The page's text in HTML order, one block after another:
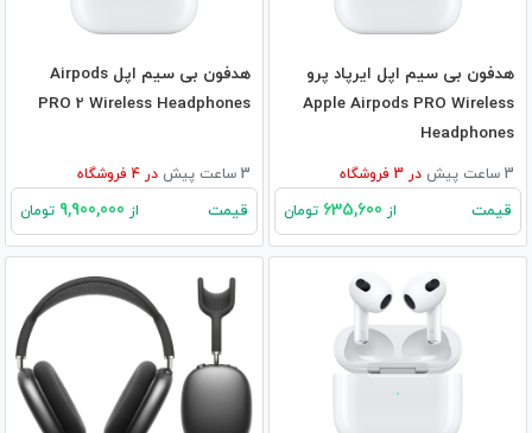
هدفون بی‌ سیم اپل ایرپاد پرو
Apple Airpods PRO Wireless
Headphones
3 ساعت پیش در فروشگاه
قیمت از تومان
هدفون بی‌ سیم اپل Airpods
PRO 2 Wireless Headphones
3 ساعت پیش در فروشگاه
قیمت از تومان